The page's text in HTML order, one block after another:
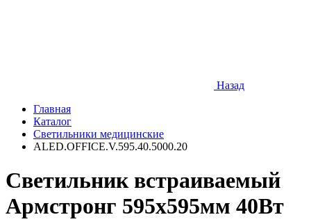
Назад
Главная
Каталог
Светильники медицинские
ALED.OFFICE.V.595.40.5000.20
Светильник встраиваемый
Армстронг 595х595мм 40Вт